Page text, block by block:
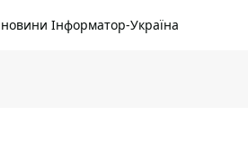
Інформатор-Україна